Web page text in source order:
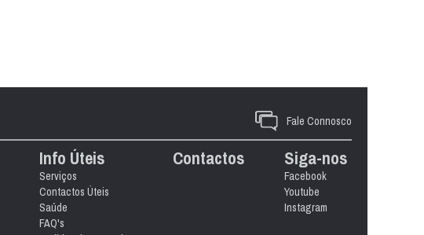
Fale Connosco
Info Úteis
Serviços
Contactos Úteis
Saúde
FAQ's
Contactos Siga-nos
Facebook
Youtube
Instagram